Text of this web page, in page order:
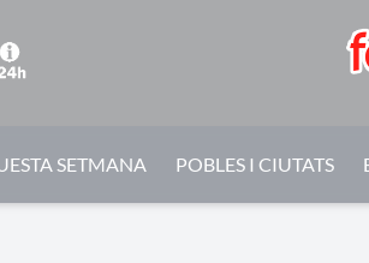
SETMANA POBLES I CIUTATS